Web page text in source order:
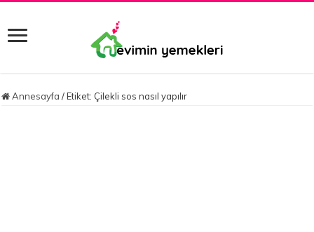
Annesayfa / Etiket: Çilekli sos nasıl yapılır